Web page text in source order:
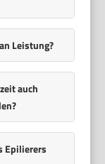
Leistung?
auch
Epilierers